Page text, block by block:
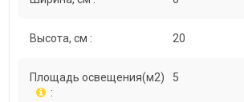
Высота, см : 20
Площадь освещения(м2)
:
5